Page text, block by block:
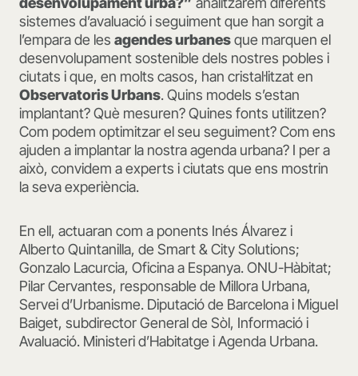
sistemes d’avaluació i seguiment que han sorgit a
l’empara de les agendes urbanesque marquen el
desenvolupament sostenible dels nostres pobles i
ciutats i que, en molts casos, han cristal·litzat en
Observatoris Urbans. Quins models s’estan
implantant? Què mesuren? Quines fonts utilitzen?
Com podem optimitzar el seu seguiment? Com ens
ajuden a implantar la nostra agenda urbana? I per a
això, convidem a experts i ciutats que ens mostrin
la seva experiència.
En ell, actuaran com a ponents Inés Álvarez i
Alberto Quintanilla, de Smart & City Solutions;
Gonzalo Lacurcia, Oficina a Espanya. ONU-Hàbitat;
Pilar Cervantes, responsable de Millora Urbana,
Servei d’Urbanisme. Diputació de Barcelona i Miguel
Baiget, subdirector General de Sòl, Informació i
Avaluació. Ministeri d’Habitatge i Agenda Urbana.